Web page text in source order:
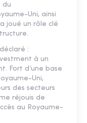
du
Uni, ainsi
joué un rôle clé
:
à un
Fort d’une base
Uni,
des secteurs
réjouis de
au Royaume-